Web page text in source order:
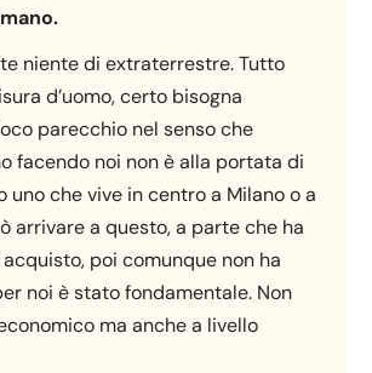
niente di extraterrestre. Tutto
d’uomo, certo bisogna
parecchio nel senso che
facendo noi non è alla portata di
uno che vive in centro a Milano o a
arrivare a questo, a parte che ha
poi comunque non ha
noi è stato fondamentale. Non
ma anche a livello